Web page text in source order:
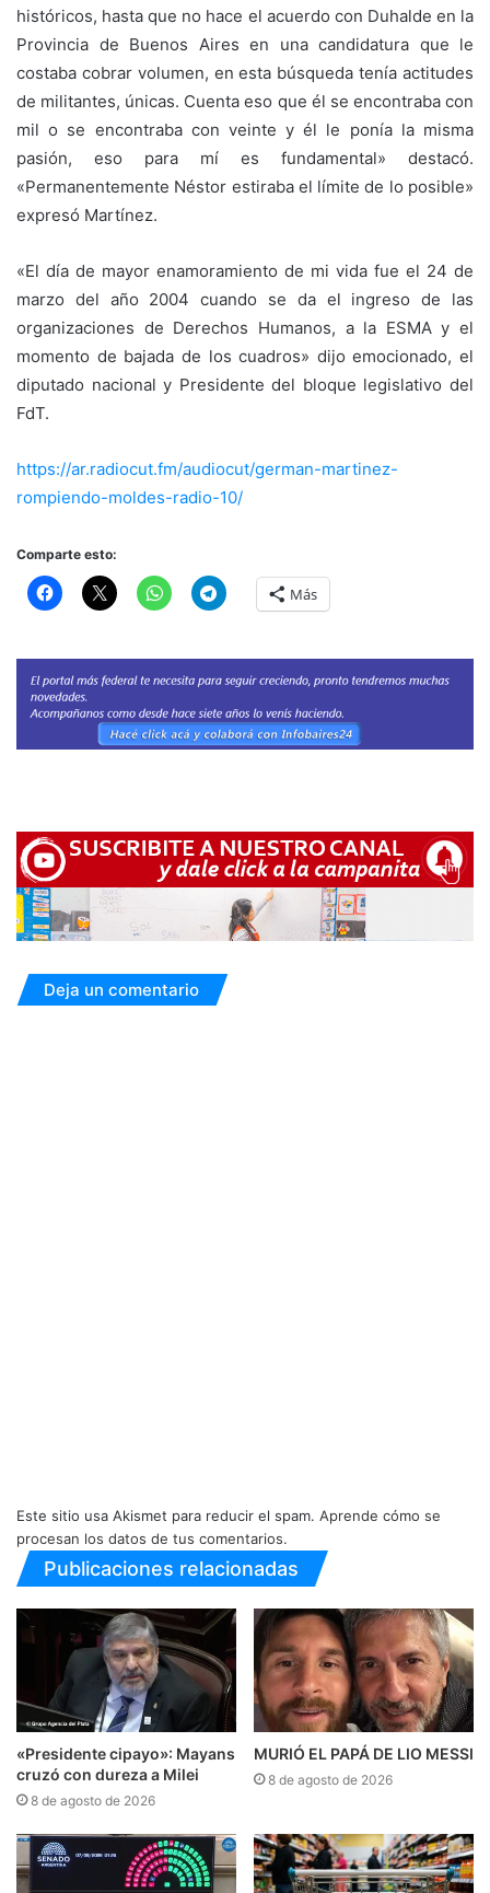
históricos, hasta que no hace el acuerdo con Duhalde en la
Provincia de Buenos Aires en una candidatura que le
costaba cobrar volumen, en esta búsqueda tenía actitudes
de militantes, únicas. Cuenta eso que él se encontraba con
mil o se encontraba con veinte y él le ponía la misma
pasión, eso para mí es fundamental» destacó.
«Permanentemente Néstor estiraba el límite de lo posible»
expresó Martínez.
«El día de mayor enamoramiento de mi vida fue el 24 de
marzo del año 2004 cuando se da el ingreso de las
organizaciones de Derechos Humanos, a la ESMA y el
momento de bajada de los cuadros» dijo emocionado, el
diputado nacional y Presidente del bloque legislativo del
FdT.
https://ar.radiocut.fm/audiocut/german-martinez-
rompiendo-moldes-radio-10/
Comparte esto:
Más
Deja un comentario
Este sitio usa Akismet para reducir el spam. Aprende cómo se
procesan los datos de tus comentarios.
Publicaciones relacionadas
«Presidente cipayo»: Mayans
cruzó con dureza a Milei
8 de agosto de 2026
MURIÓ EL PAPÁ DE LIO MESSI
8 de agosto de 2026